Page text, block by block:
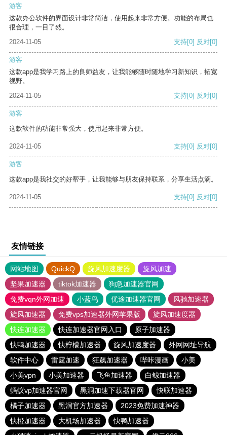
游客
这款办公软件的界面设计非常简洁，使用起来非常方便。功能的布局也
很合理，一目了然。
2024-11-05
支持[0] 反对[0]
游客
这款app是我学习路上的良师益友，让我能够随时随地学习新知识，拓宽
视野。
2024-11-05
支持[0] 反对[0]
游客
这款软件的功能非常强大，使用起来非常方便。
2024-11-05 支持[0] 反对[0]
游客
这款app是我社交的好帮手，让我能够与朋友保持联系，分享生活点滴。
2024-11-05 支持[0] 反对[0]
友情链接
网站地图 QuickQ 旋风加速度器
旋风加速
坚果加速器
tiktok加速器
狗急加速器官网
免费vqn外网加速
小蓝鸟 优途加速器官网
风驰加速器
旋风加速器
免费vps加速器外网苹果版
旋风加速度器
快连加速器
快连加速器官网入口
原子加速器
快鸭加速器
快柠檬加速器 旋风加速度器
外网网址导航
软件中心
雷霆加速 狂飙加速器 哔咔漫画
小美
小美vpn
小美加速器 飞鱼加速器
白鲸加速器
蚂蚁vp加速器官网
黑洞加速下载器官网
快联加速器
橘子加速器
黑洞官方加速器
2023免费加速神器
快橙加速器
大机场加速器
快鸭加速器